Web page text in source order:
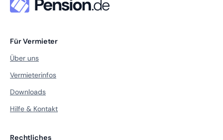
Für Vermieter
Über uns
Vermieterinfos
Downloads
Hilfe & Kontakt
Rechtliches